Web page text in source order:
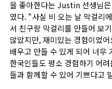
을 좋아한다는 Justin 선생님
였다. “사실 비 오는 날 막걸리
서 친구랑 막걸리를 만들어 보
않았지만, 재미있는 경험이었
배우고 만들 수 있게 되어 너
한국인들도 평소 경험하기 어
들과 함께할 수 있어 기쁘다고